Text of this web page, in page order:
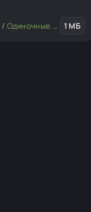
/ Одиночные миссии /
1 МБ